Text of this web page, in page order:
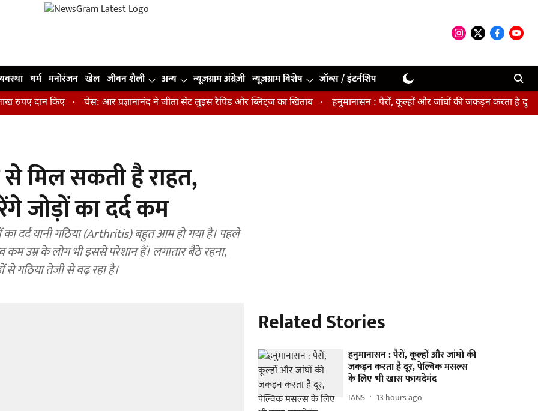
धर्म मनोरंजन खेल जीवन शैली अन्य न्यूज़ग्राम अंग्रेज़ी न्यूज़ग्राम विशेष जॉब्स / इंटर्नशिप
दान किए चेस: आर प्रज्ञानानंद ने जीता सेंट लुइस रैपिड और ब्लिट्ज का खिताब हनुमानासन : पैरों, कूल्हों और जांघों की जकड़न करता है दूर,
से मिल सकती है राहत,
जोड़ों का दर्द कम
दर्द यानी गठिया (Arthritis) बहुत आम हो गया है। पहले
कम उम्र के लोग भी इससे परेशान हैं। लगातार बैठे रहना,
गठिया तेजी से बढ़ रहा है।
Related Stories
हनुमानासन : पैरों, कूल्हों और जांघों की
जकड़न करता है दूर, पेल्विक मसल्स
के लिए भी खास फायदेमंद
IANS 13 hours ago